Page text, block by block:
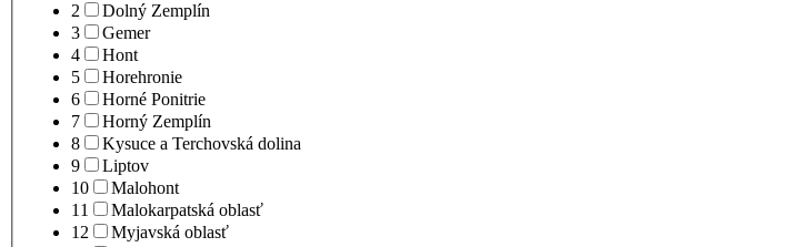
2
Dolný Zemplín
3
Gemer
4
Hont
5
Horehronie
6
Horné Ponitrie
7
Horný Zemplín
8
Kysuce a Terchovská dolina
9
Liptov
10
Malohont
11
Malokarpatská oblasť
12
Myjavská oblasť